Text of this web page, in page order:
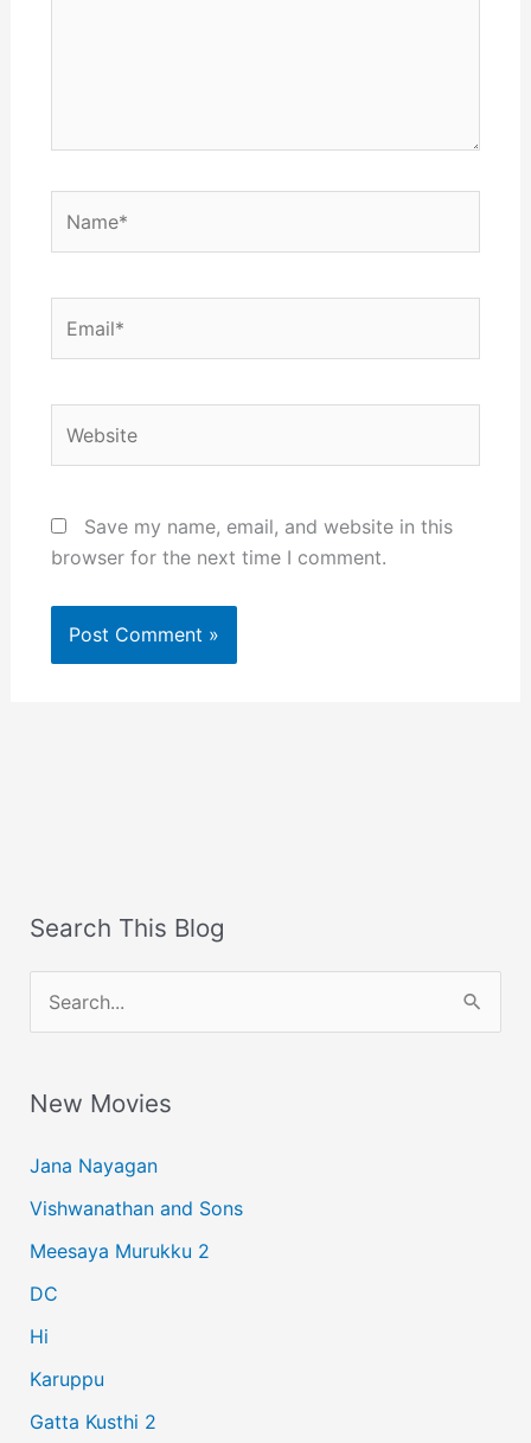
Save my name, email, and website in this
browser for the next time I comment.
Search This Blog
e
r
h
f
o
r
:
New Movies
Jana Nayagan
Vishwanathan and Sons
Meesaya Murukku 2
DC
Hi
Karuppu
Gatta Kusthi 2